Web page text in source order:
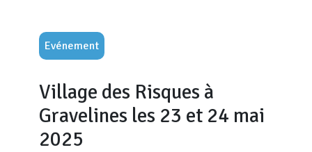
Evénement
Village des Risques à
Gravelines les 23 et 24 mai
2025